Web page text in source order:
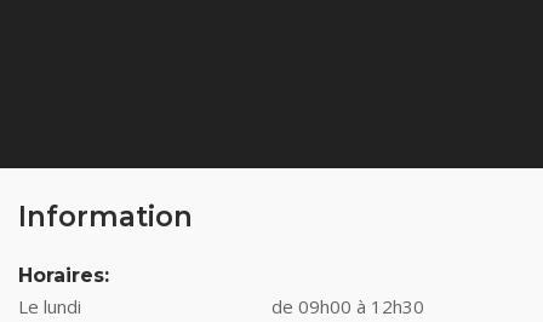
Information
Horaires:
Le lundi
de 09h00 à 12h30